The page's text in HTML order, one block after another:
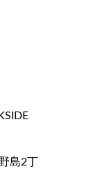
島2丁